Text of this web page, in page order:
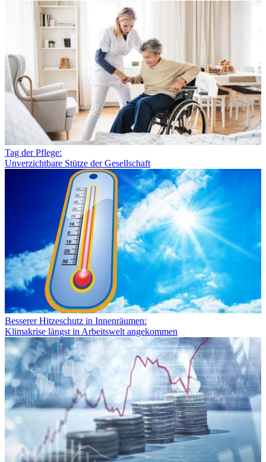
Tag der Pflege:
Unverzichtbare Stütze der Gesellschaft
Besserer Hitzeschutz in Innenräumen:
Klimakrise längst in Arbeitswelt angekommen